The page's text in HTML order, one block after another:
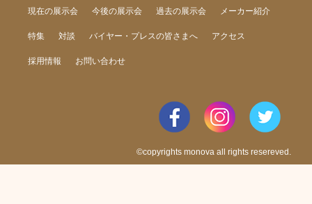
現在の展示会 今後の展示会 過去の展示会 メーカー紹介
特集 対談 バイヤー・プレスの皆さまへ アクセス
採用情報 お問い合わせ
©copyrights monova all rights resereved.